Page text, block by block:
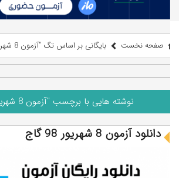
صفحه نخست بایگانی بر اساس تگ "آزمون 8 شهریور 98 گاج"
نوشته هایی با برچسب "آزمون 8 شهریور 98 گاج"
دانلود آزمون 8 شهریور 98 گاج